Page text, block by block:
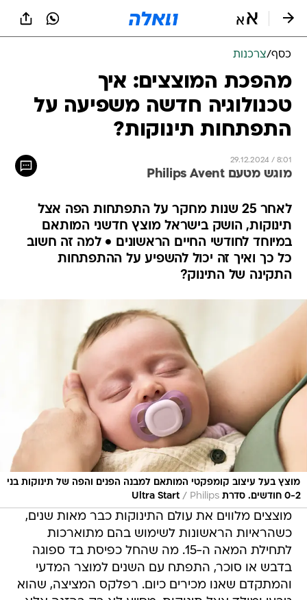
כסף/צרכנות
מהפכת המוצצים: איך
טכנולוגיה חדשה משפיעה על
התפתחות תינוקות?
29.12.2024 / 8:01
מוגש מטעם Philips Avent
לאחר 25 שנות מחקר על התפתחות הפה אצל
תינוקות, הושק בישראל מוצץ חדשני המותאם
במיוחד לחודשי החיים הראשונים • למה זה חשוב
כל כך ואיך זה יכול להשפיע על ההתפתחות
התקינה של התינוק?
מוצץ בעל עיצוב קומפקטי המותאם למבנה הפנים והפה של תינוקות בני
0-2 חודשים. סדרת Ultra Start
/ Philips
מוצצים מלווים את עולם התינוקות כבר מאות שנים,
כשהראיות הראשונות לשימוש בהם מתוארכות
לתחילת המאה ה-15. מה שהחל כפיסת בד ספוגה
בדבש או סוכר, התפתח עם השנים למוצר המדעי
והמתקדם שאנו מכירים כיום. רפלקס המציצה, שהוא